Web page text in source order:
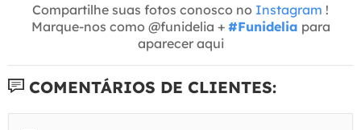
Compartilhe suas fotos conosco no Instagram !
Marque-nos como @funidelia + #Funidelia para
aparecer aqui
COMENTÁRIOS DE CLIENTES: